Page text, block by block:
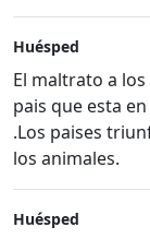
Huésped
El maltrato a los
pais que esta
.Los paises
los animales.
Huésped